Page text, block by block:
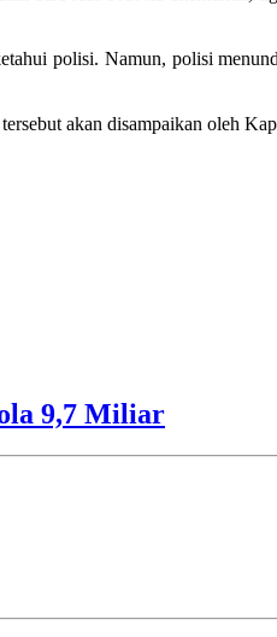
polisi. Namun, polisi
akan disampaikan oleh
9,7 Miliar